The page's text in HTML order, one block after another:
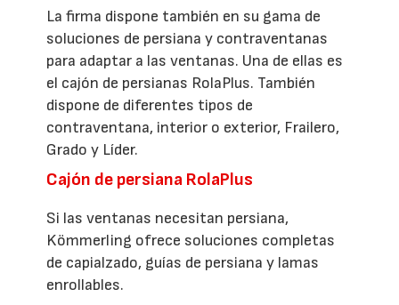
La firma dispone también en su gama de
soluciones de persiana y contraventanas
para adaptar a las ventanas. Una de ellas es
el cajón de persianas RolaPlus. También
dispone de diferentes tipos de
contraventana, interior o exterior, Frailero,
Grado y Líder.
Cajón de persiana RolaPlus
Si las ventanas necesitan persiana,
Kömmerling ofrece soluciones completas
de capialzado, guías de persiana y lamas
enrollables.